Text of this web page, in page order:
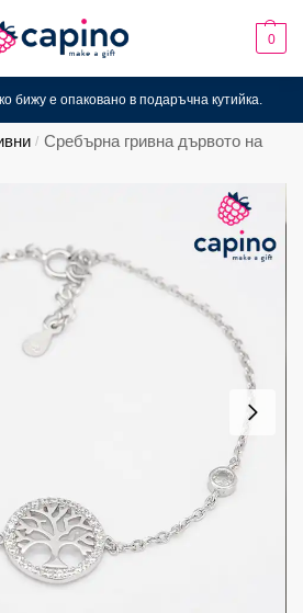
0
бижу е опаковано в подаръчна кутийка.
/ Сребърна гривна дървото на